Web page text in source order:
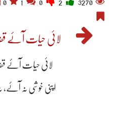
3270
0
لائی حیات آئے
لائی حیات آئے
اپنی خوشی نہ آئے،